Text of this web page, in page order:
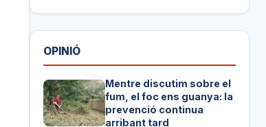
OPINIÓ
Mentre discutim sobre el
fum, el foc ens guanya: la
prevenció continua
arribant tard